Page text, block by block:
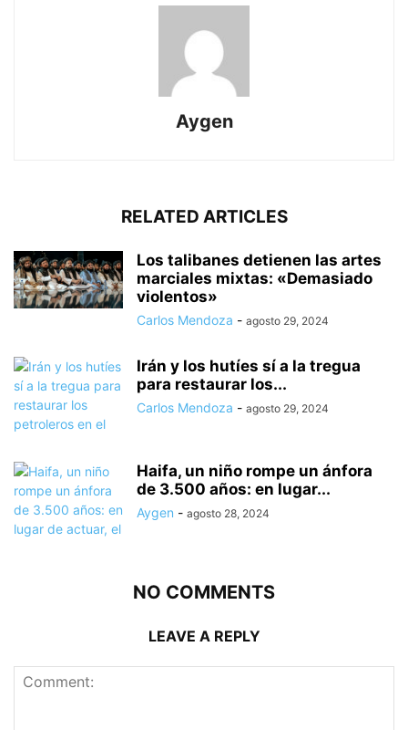
Aygen
RELATED ARTICLES
Los talibanes detienen las artes
marciales mixtas: «Demasiado
violentos»
Carlos Mendoza - agosto 29, 2024
Irán y los hutíes sí a la tregua
para restaurar los...
Carlos Mendoza - agosto 29, 2024
Haifa, un niño rompe un ánfora
de 3.500 años: en lugar...
Aygen - agosto 28, 2024
NO COMMENTS
LEAVE A REPLY